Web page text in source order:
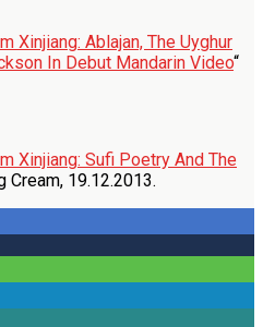
Xinjiang: Ablajan, The Uyghur
In Debut Mandarin Video“
Xinjiang: Sufi Poetry And The
Cream, 19.12.2013.